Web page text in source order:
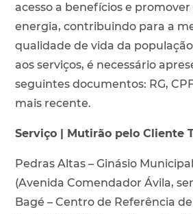
acesso a benefícios e
energia, contribuindo para a
qualidade de vida da
aos serviços, é necessário
seguintes documentos: RG,
mais recente.
Serviço | Mutirão pelo Cliente
Pedras Altas – Ginásio
(Avenida Comendador Ávila,
Bagé – Centro de Referência